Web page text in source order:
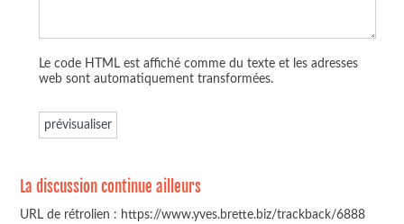
Le code HTML est affiché comme du texte et les adresses
web sont automatiquement transformées.
La discussion continue ailleurs
URL de rétrolien : https://www.yves.brette.biz/trackback/6888